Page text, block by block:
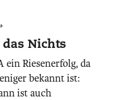
Nichts
ein Riesenerfolg, da
bekannt ist:
ist auch